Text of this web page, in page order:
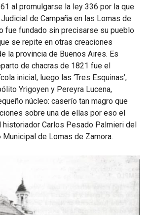
al promulgarse la ley 336 por la que
de Campaña en las Lomas de
fue fundado sin precisarse su pueblo
se repite en otras creaciones
la provincia de Buenos Aires. Es
de chacras de 1821 fue el
inicial, luego las ‘Tres Esquinas’,
Yrigoyen y Pereyra Lucena,
núcleo: caserío tan magro que
sobre una de ellas por eso el
historiador Carlos Pesado Palmieri del
de Lomas de Zamora.